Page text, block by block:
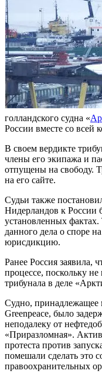
голландского судна «
России вместе со всей
В своем вердикте
члены его экипажа и
отпущены на свободу.
на его сайте.
Судьи также
Нидерландов к России
установленных фактах.
данного дела о споре
юрисдикцию.
Ранее Россия заявила,
процессе, поскольку
трибунала в деле
Судно, принадлежащее
Greenpeace, было
неподалеку от
«Приразломная».
протеста против
помешали сделать это
правоохранительных